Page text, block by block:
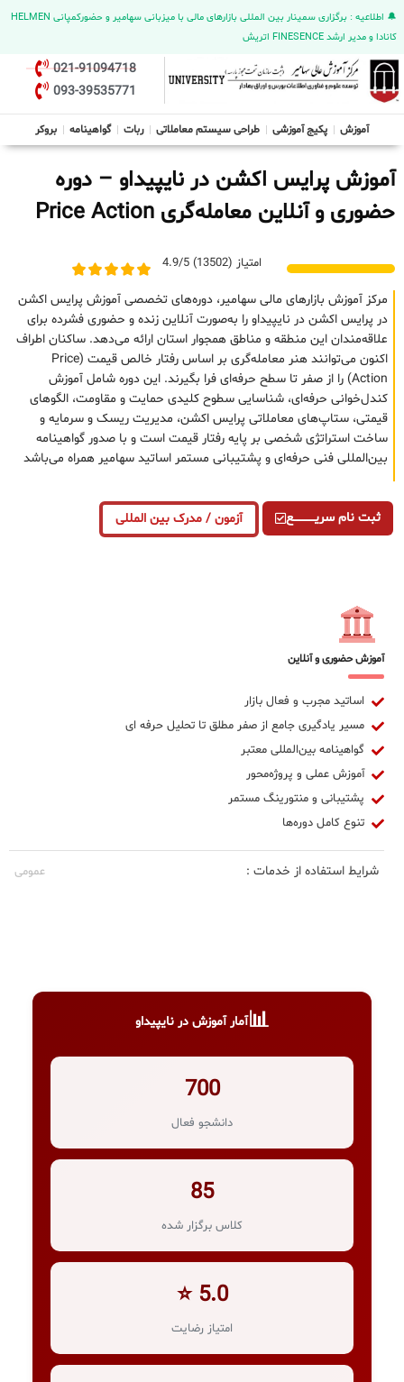
🔔 اطلاعیه : برگزاری سمینار بین المللی بازارهای مالی با میزبانی سهامیر و حضورکمپانی HELMEN
کانادا و مدیر ارشد FINESENCE اتریش
021-91094718
093-39535771
آموزش پکیج آموزشی طراحی سیستم معاملاتی ربات گواهینامه بروکر
آموزش پرایس اکشن در نایپیداو – دوره
حضوری و آنلاین معامله‌گری Price Action
امتیاز (13502) 4.9/5
مرکز آموزش بازارهای مالی سهامیر، دوره‌های تخصصی آموزش پرایس اکشن
در پرایس اکشن در نایپیداو را به‌صورت آنلاین زنده و حضوری فشرده برای
علاقه‌مندان این منطقه و مناطق همجوار استان ارائه می‌دهد. ساکنان اطراف
اکنون می‌توانند هنر معامله‌گری بر اساس رفتار خالص قیمت (Price
Action) را از صفر تا سطح حرفه‌ای فرا بگیرند. این دوره شامل آموزش
کندل‌خوانی حرفه‌ای، شناسایی سطوح کلیدی حمایت و مقاومت، الگوهای
قیمتی، ستاپ‌های معاملاتی پرایس اکشن، مدیریت ریسک و سرمایه و
ساخت استراتژی شخصی بر پایه رفتار قیمت است و با صدور گواهینامه
بین‌المللی فنی حرفه‌ای و پشتیبانی مستمر اساتید سهامیر همراه می‌باشد
ثبت نام سریــــــــــــع آزمون / مدرک بین المللی
آموزش حضوری و آنلاین
اساتید مجرب و فعال بازار
مسیر یادگیری جامع از صفر مطلق تا تحلیل حرفه ای
گواهینامه بین‌المللی معتبر
آموزش عملی و پروژه‌محور
پشتیبانی و منتورینگ مستمر
تنوع کامل دوره‌ها
شرایط استفاده از خدمات : عمومی
📊آمار آموزش در نایپیداو
700
دانشجو فعال
85
کلاس برگزار شده
5.0 ⭐
امتیاز رضایت